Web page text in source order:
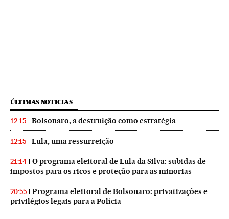
ÚLTIMAS NOTICIAS
12:15 Bolsonaro, a destruição como estratégia
12:15 Lula, uma ressurreição
21:14
O programa eleitoral de Lula da Silva: subidas de
impostos para os ricos e proteção para as minorias
20:55
Programa eleitoral de Bolsonaro: privatizações e
privilégios legais para a Polícia